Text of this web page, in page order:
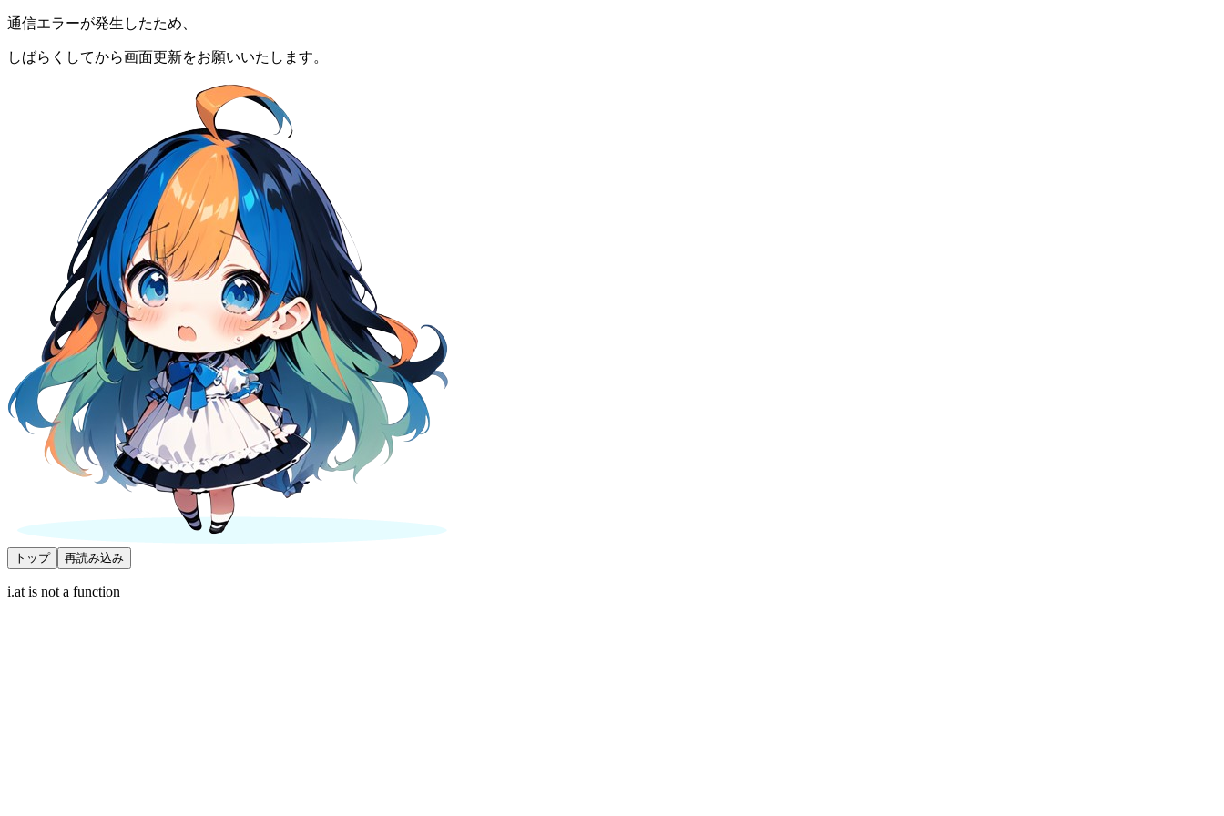
通信エラーが発生したため、
しばらくしてから画面更新をお願いいたします。
トップ 再読み込み
i.at is not a function